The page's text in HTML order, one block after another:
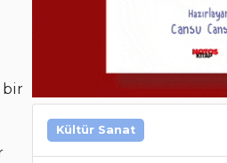
bir
Kültür Sanat